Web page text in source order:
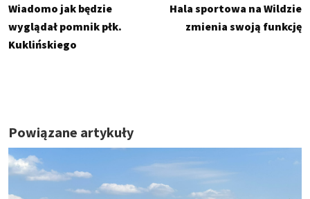
Wiadomo jak będzie
wyglądał pomnik płk.
Kuklińskiego
Hala sportowa na Wildzie
zmienia swoją funkcję
Powiązane artykuły